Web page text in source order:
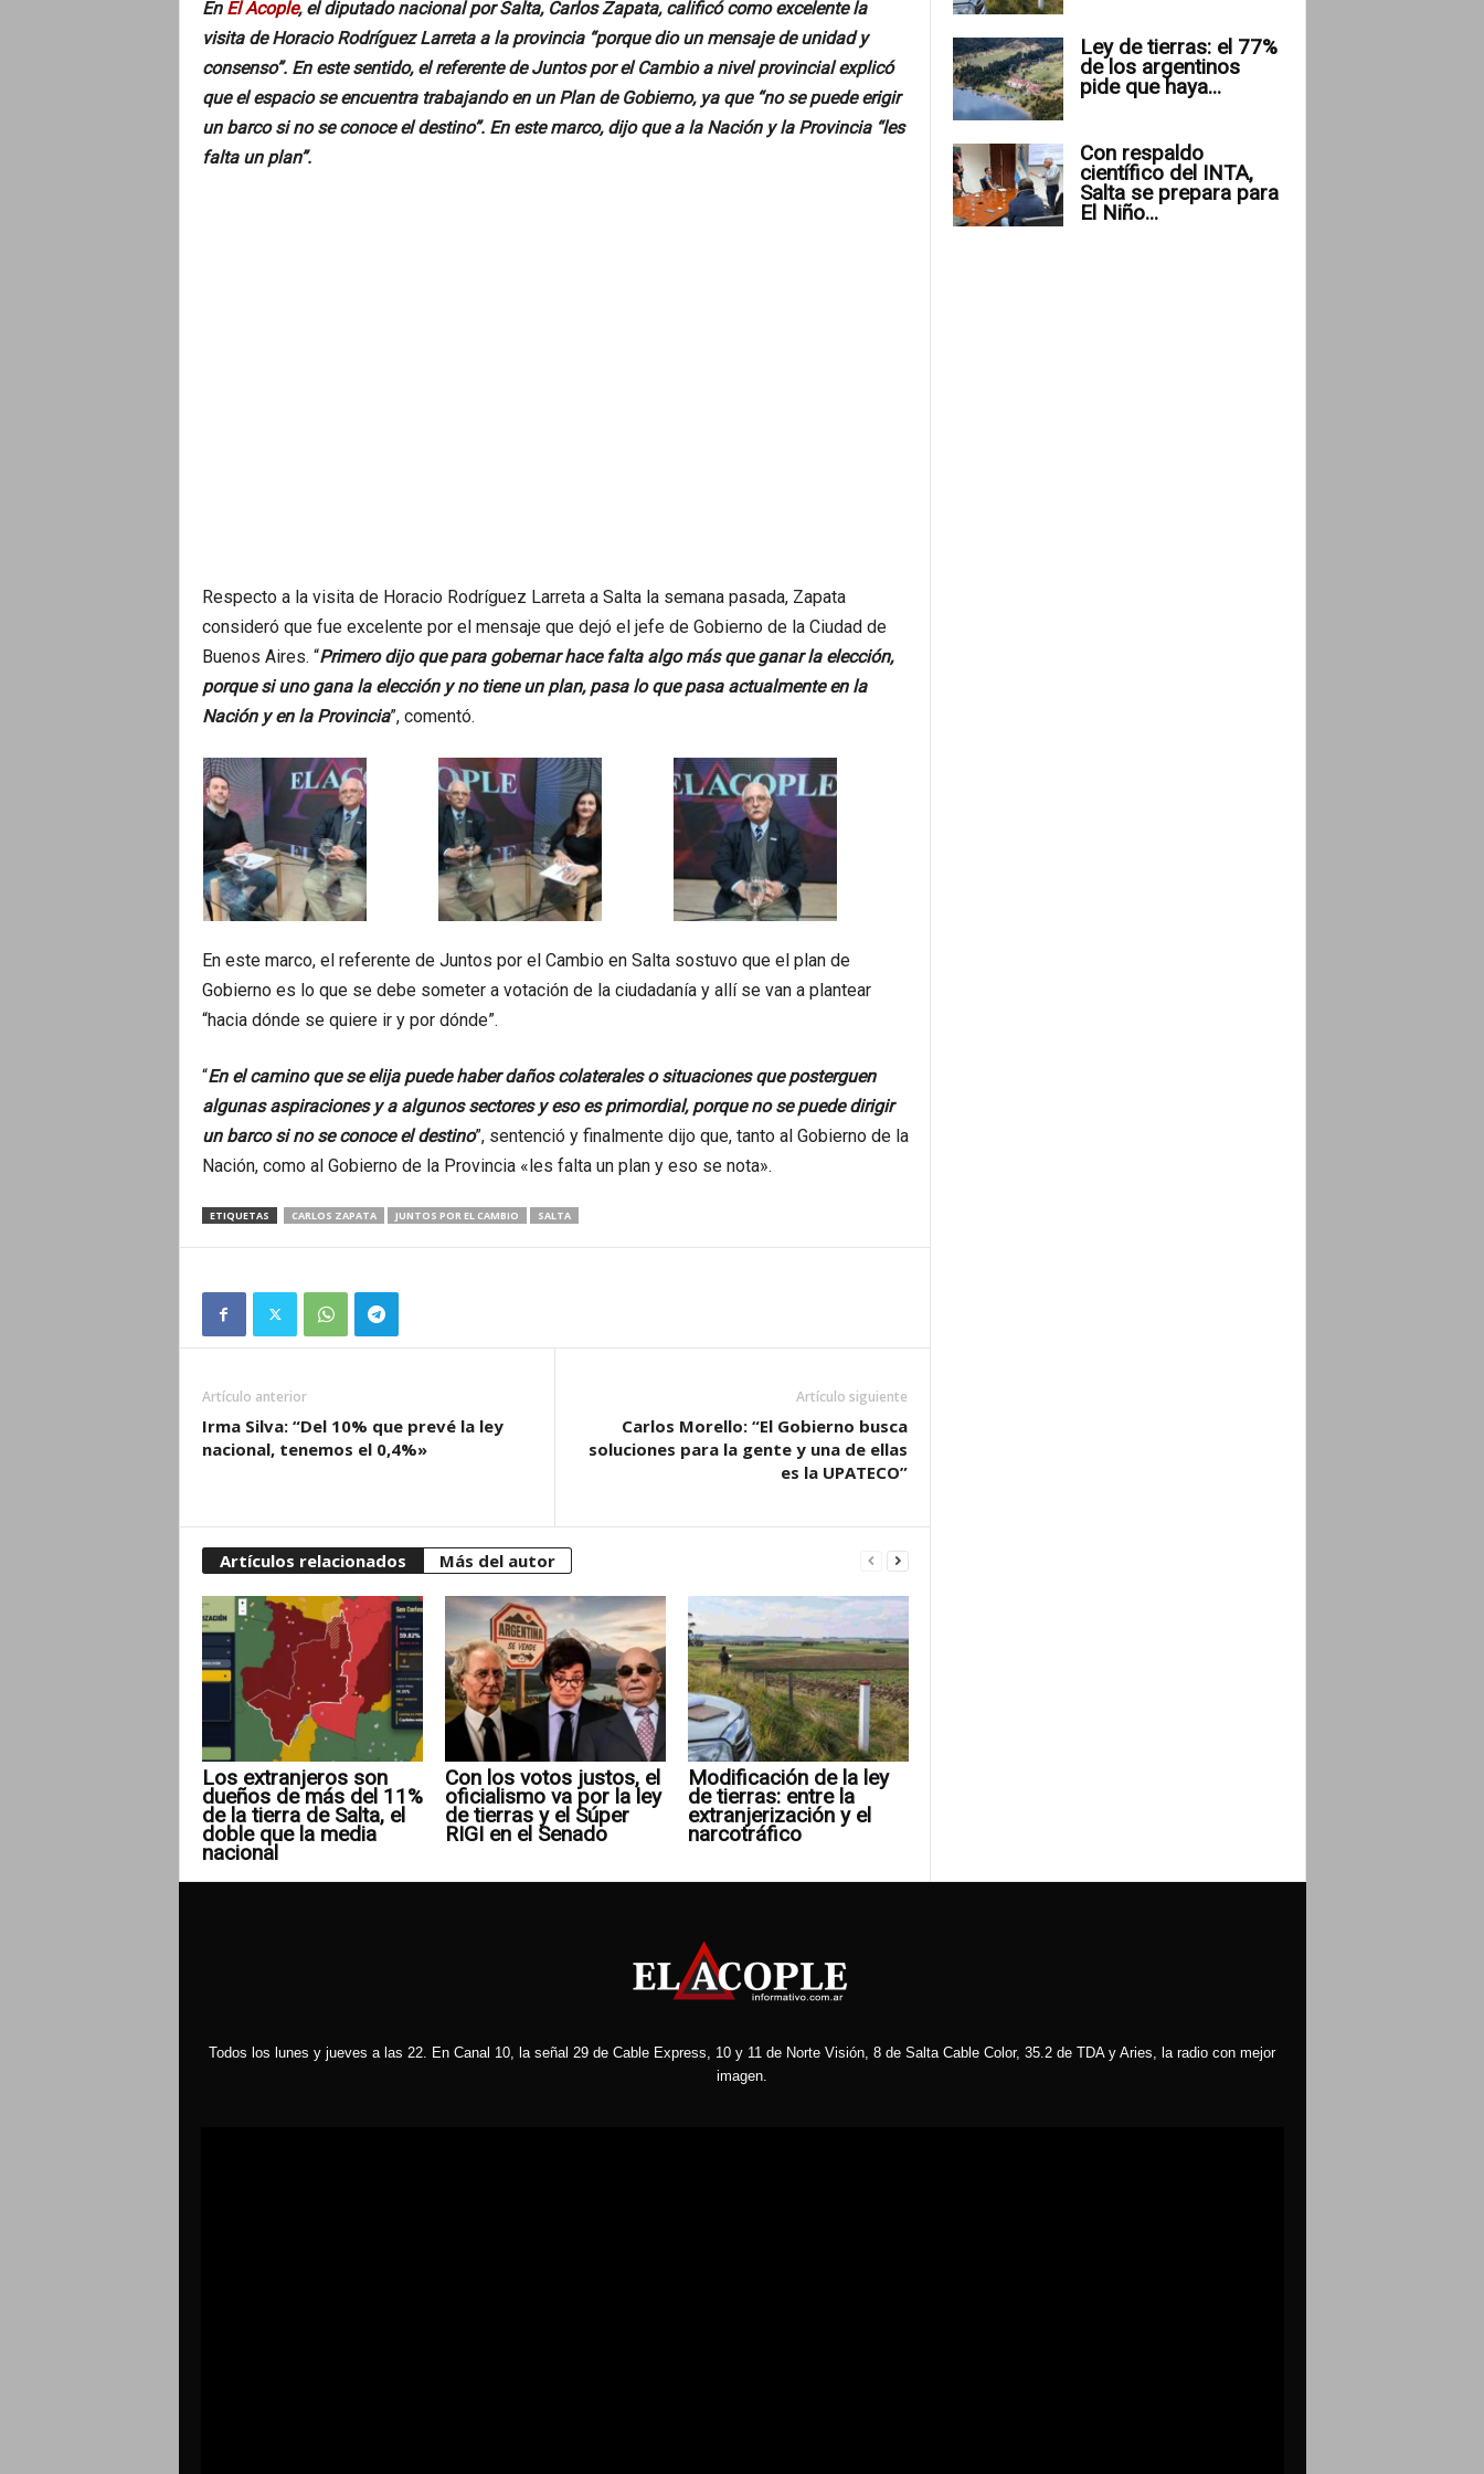
En El Acople, el diputado nacional por Salta, Carlos Zapata, calificó como excelente la
visita de Horacio Rodríguez Larreta a la provincia “porque dio un mensaje de unidad y
consenso”. En este sentido, el referente de Juntos por el Cambio a nivel provincial explicó
que el espacio se encuentra trabajando en un Plan de Gobierno, ya que “no se puede erigir
un barco si no se conoce el destino”. En este marco, dijo que a la Nación y la Provincia “les
falta un plan”.
Respecto a la visita de Horacio Rodríguez Larreta a Salta la semana pasada, Zapata
consideró que fue excelente por el mensaje que dejó el jefe de Gobierno de la Ciudad de
Buenos Aires. “Primero dijo que para gobernar hace falta algo más que ganar la elección,
porque si uno gana la elección y no tiene un plan, pasa lo que pasa actualmente en la
Nación y en la Provincia”, comentó.
En este marco, el referente de Juntos por el Cambio en Salta sostuvo que el plan de
Gobierno es lo que se debe someter a votación de la ciudadanía y allí se van a plantear
“hacia dónde se quiere ir y por dónde”.
“En el camino que se elija puede haber daños colaterales o situaciones que posterguen
algunas aspiraciones y a algunos sectores y eso es primordial, porque no se puede dirigir
un barco si no se conoce el destino”, sentenció y finalmente dijo que, tanto al Gobierno de la
Nación, como al Gobierno de la Provincia «les falta un plan y eso se nota».
ETIQUETAS CARLOS ZAPATA JUNTOS POR EL CAMBIO SALTA
Artículo anterior
Irma Silva: “Del 10% que prevé la ley
nacional, tenemos el 0,4%»
Artículo siguiente
Carlos Morello: “El Gobierno busca
soluciones para la gente y una de ellas
es la UPATECO”
Artículos relacionados Más del autor
Los extranjeros son
dueños de más del 11%
de la tierra de Salta, el
doble que la media
nacional
Con los votos justos, el
oficialismo va por la ley
de tierras y el Súper
RIGI en el Senado
Modificación de la ley
de tierras: entre la
extranjerización y el
narcotráfico
Ley de tierras: el 77%
de los argentinos
pide que haya...
Con respaldo
científico del INTA,
Salta se prepara para
El Niño...
Todos los lunes y jueves a las 22. En Canal 10, la señal 29 de Cable Express, 10 y 11 de Norte Visión, 8 de Salta Cable Color, 35.2 de TDA y Aries, la radio con mejor
imagen.